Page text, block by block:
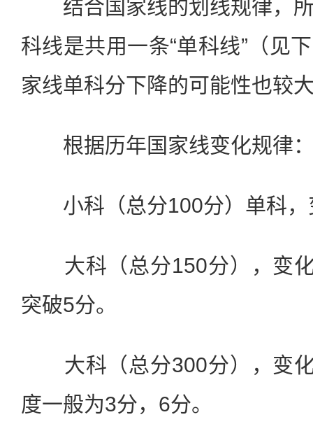
结合国家线的划线规律，所
科线是共用一条“单科线”（见
家线单科分下降的可能性也较
根据历年国家线变化规律
小科（总分100分）单科，
大科（总分150分），变化
突破5分。
大科（总分300分），变化
度一般为3分，6分。